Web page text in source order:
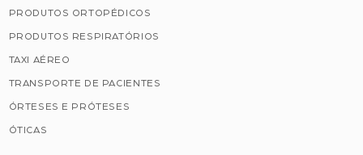
PRODUTOS ORTOPÉDICOS
PRODUTOS RESPIRATÓRIOS
TAXI AÉREO
TRANSPORTE DE PACIENTES
ÓRTESES E PRÓTESES
ÓTICAS